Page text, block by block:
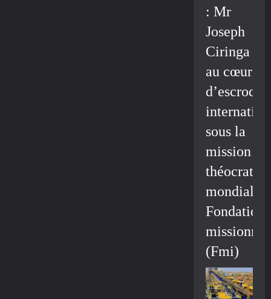
: Mr
Joseph
Ciringa
au cœur
sous la
mission
mondiale/
Fondation
(Fmi)